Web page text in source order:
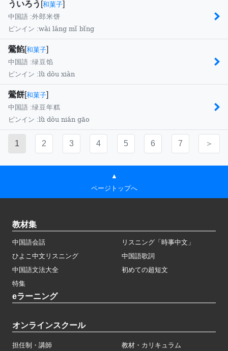
ういろう [和菓子]
中国語 :外郎米饼
ピンイン :wài láng mǐ bǐng
鶯餡[和菓子]
中国語 :绿豆馅
ピンイン :lǜ dòu xiàn
鶯餅[和菓子]
中国語 :绿豆年糕
ピンイン :lǜ dòu nián gāo
1 2 3 4 5 6 7 ＞
▲
ページトップへ
教材集
中国語会話
リスニング「時事中文」
ひよこ中文リスニング
中国語歌詞
中国語文法大全
初めての超短文
特集
eラーニング
オンラインスクール
担任制・講師 教材・カリキュラム